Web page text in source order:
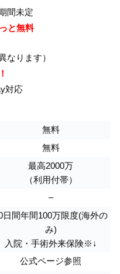
間未定
と無料
なります）
対応
無料
無料
最高2000万
（利用付帯）
–
日間年間100万限度(海外の
み)
入院・手術外来保険※↓
公式ページ参照